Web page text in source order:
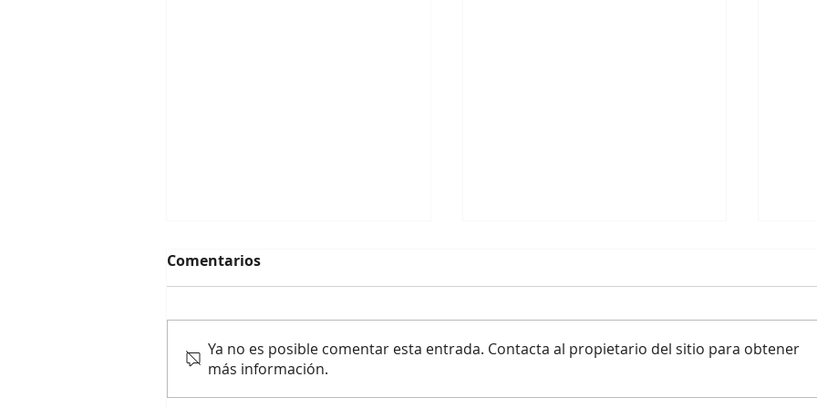
Vicepresidentes La breve historia de la
Comentarios
Ya no es posible comentar esta entrada. Contacta al propietario del sitio para obtener
más información.